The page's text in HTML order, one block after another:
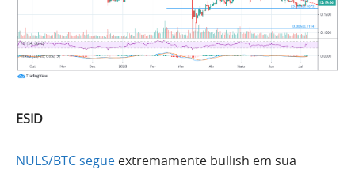
ESID
NULS/BTC segue extremamente bullish em sua